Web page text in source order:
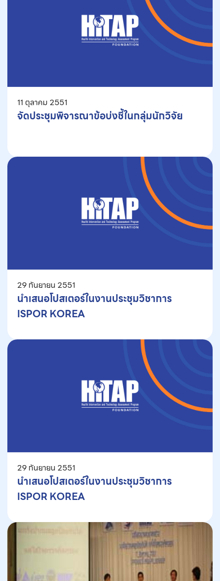
11 ตุลาคม 2551
จัดประชุมพิจารณาข้อบ่งชี้ในกลุ่มนักวิจัย
29 กันยายน 2551
นำเสนอโปสเตอร์ในงานประชุมวิชาการ
ISPOR KOREA
29 กันยายน 2551
นำเสนอโปสเตอร์ในงานประชุมวิชาการ
ISPOR KOREA